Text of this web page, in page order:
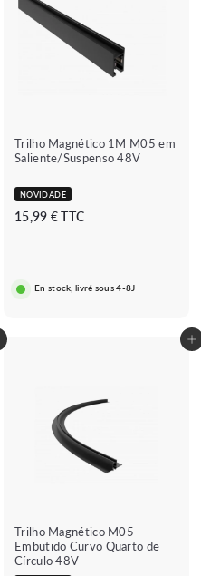
Trilho Magnético 1M M05 em
Saliente/Suspenso 48V
NOVIDADE
15,99 € TTC1
9
En stock, livré sous 4-8J
Adicionar ao carrinho
Trilho Magnético M05
Embutido Curvo Quarto de
Círculo 48V